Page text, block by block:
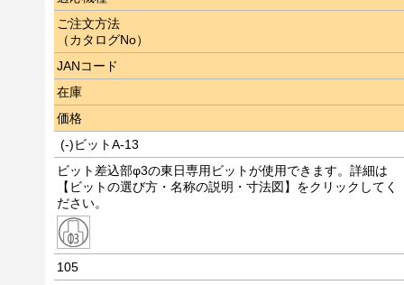
ご注文方法
（カタログNo）
JANコード
在庫
価格
(-)ビットA-13
ビット差込部φ3の東日専用ビットが使用できます。詳細は
【ビットの選び方・名称の説明・寸法図】をクリックしてく
ださい。
105